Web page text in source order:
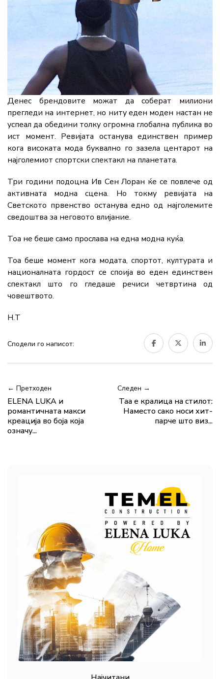
Денес брендовите можат да соберат милиони
прегледи на интернет, но ниту еден моден настан не
успеал да обедини толку огромна глобална публика во
ист момент. Ревијата останува единствен пример
кога високата мода буквално го зазела центарот на
најголемиот спортски спектакл на планетата.
Три години подоцна Ив Сен Лоран ќе се повлече од
активната модна сцена. Но токму ревијата на
Светското првенство останува едно од најголемите
сведоштва за неговото влијание.
Тоа не беше само прослава на една модна куќа.
Тоа беше момент кога модата, спортот, културата и
националната гордост се споија во еден единствен
спектакл што го гледаше речиси четвртина од
човештвото.
Н.Т
Сподели го написот:
← Претходен
ELENA LUKA и
романтичната макси
креација во боја која
означу...
Следен →
Таа е кралица на стилот:
Наместо сако носи хит-
парче што виз...